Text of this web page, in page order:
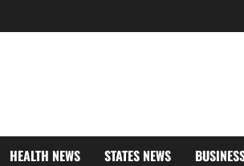
HEALTH NEWS STATES NEWS